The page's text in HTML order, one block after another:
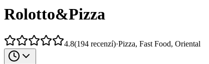
Rolotto&Pizza
4.8(194 recenzí)·Pizza, Fast Food, Oriental